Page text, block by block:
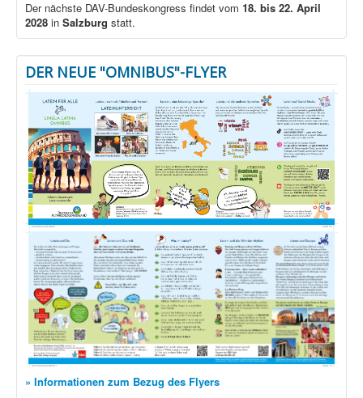
Der nächste DAV-Bundeskongress findet vom 18. bis 22. April
2028 in Salzburg statt.
DER NEUE "OMNIBUS"-FLYER
» Informationen zum Bezug des Flyers